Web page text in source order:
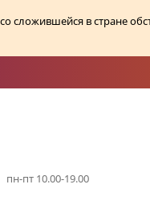
со сложившейся в стране
пн-пт 10.00-19.00